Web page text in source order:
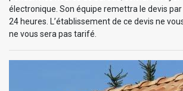
électronique. Son équipe remettra le devis
24 heures. L’établissement de ce devis ne
ne vous sera pas tarifé.